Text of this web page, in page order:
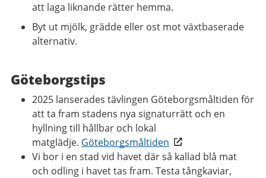
att laga liknande rätter hemma.
Byt ut mjölk, grädde eller ost mot växtbaserade
alternativ.
Göteborgstips
2025 lanserades tävlingen Göteborgsmåltiden för
att ta fram stadens nya signaturrätt och en
hyllning till hållbar och lokal
matglädje. Göteborgsmåltiden
Vi bor i en stad vid havet där så kallad blå mat
och odling i havet tas fram. Testa tångkaviar,